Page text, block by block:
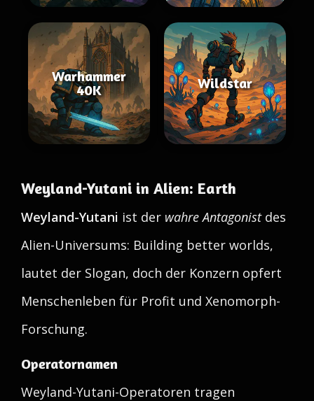
Warhammer
40K
Wildstar
Weyland-Yutani in Alien: Earth
Weyland-Yutani ist der wahre Antagonistdes
Alien-Universums: Building better worlds,
lautet der Slogan, doch der Konzern opfert
Menschenleben für Profit und Xenomorph-
Forschung.
Operatornamen
Weyland-Yutani-Operatoren tragen